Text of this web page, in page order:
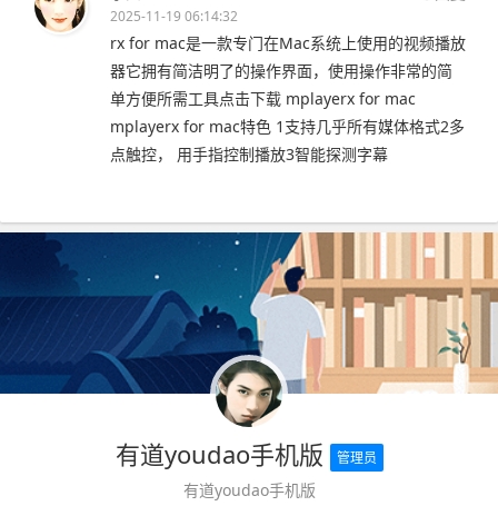
2025-11-19 06:14:32
rx for mac是一款专门在Mac系统上使用的视频播放
器它拥有简洁明了的操作界面，使用操作非常的简
单方便所需工具点击下载 mplayerx for mac
mplayerx for mac特色 1支持几乎所有媒体格式2多
点触控， 用手指控制播放3智能探测字幕
有道youdao手机版 管理员
有道youdao手机版